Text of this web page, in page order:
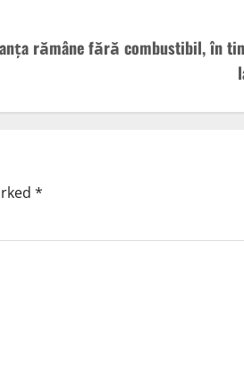
rămâne fără combustibil, în
*